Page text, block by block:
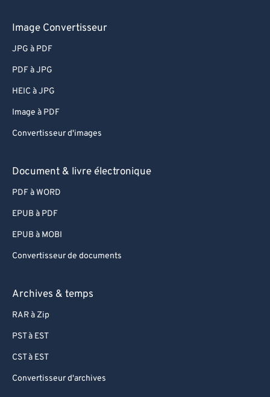
Image Convertisseur
JPG à PDF
PDF à JPG
HEIC à JPG
Image à PDF
Convertisseur d'images
Document & livre électronique
PDF à WORD
EPUB à PDF
EPUB à MOBI
Convertisseur de documents
Archives & temps
RAR à Zip
PST à EST
CST à EST
Convertisseur d'archives